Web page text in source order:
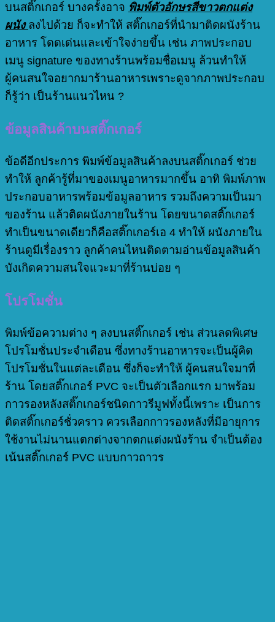
บนสติ๊กเกอร์ บางครั้งอาจ พิมพ์ตัวอักษรสีขาวตกแต่ง
ผนังลงไปด้วย ก็จะทำให้ สติ๊กเกอร์ที่นำมาติดผนังร้าน
อาหาร โดดเด่นและเข้าใจง่ายขึ้น เช่น ภาพประกอบ
เมนู signature ของทางร้านพร้อมชื่อเมนู ล้วนทำให้
ผู้คนสนใจอยากมาร้านอาหารเพราะดูจากภาพประกอบ
ก็รู้ว่า เป็นร้านแนวไหน ?
ข้อมูลสินค้าบนสติ๊กเกอร์
ข้อดีอีกประการ พิมพ์ข้อมูลสินค้าลงบนสติ๊กเกอร์ ช่วย
ทำให้ ลูกค้ารู้ที่มาของเมนูอาหารมากขึ้น อาทิ พิมพ์ภาพ
ประกอบอาหารพร้อมข้อมูลอาหาร รวมถึงความเป็นมา
ของร้าน แล้วติดผนังภายในร้าน โดยขนาดสติ๊กเกอร์
ทำเป็นขนาดเดียวก็คือสติ๊กเกอร์เอ 4 ทำให้ ผนังภายใน
ร้านดูมีเรื่องราว ลูกค้าคนไหนติดตามอ่านข้อมูลสินค้า
บังเกิดความสนใจแวะมาที่ร้านบ่อย ๆ
โปรโมชั่น
พิมพ์ข้อความต่าง ๆ ลงบนสติ๊กเกอร์ เช่น ส่วนลดพิเศษ
โปรโมชั่นประจำเดือน ซึ่งทางร้านอาหารจะเป็นผู้คิด
โปรโมชั่นในแต่ละเดือน ซึ่งก็จะทำให้ ผู้คนสนใจมาที่
ร้าน โดยสติ๊กเกอร์ PVC จะเป็นตัวเลือกแรก มาพร้อม
กาวรองหลังสติ๊กเกอร์ชนิดกาวรีมูฟทั้งนี้เพราะ เป็นการ
ติดสติ๊กเกอร์ชั่วคราว ควรเลือกกาวรองหลังที่มีอายุการ
ใช้งานไม่นานแตกต่างจากตกแต่งผนังร้าน จำเป็นต้อง
เน้นสติ๊กเกอร์ PVC แบบกาวถาวร